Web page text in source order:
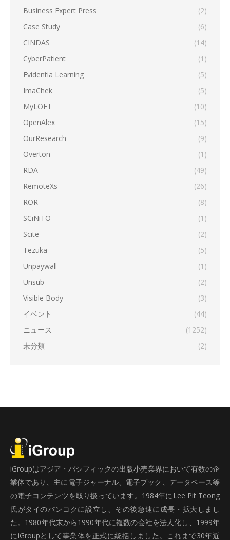
Business Expert Press
(2)
Case Study
(6)
CINDAS
(14)
CyberPatient
(1)
Evidentia Learning
(5)
ImaChek
(5)
MyLOFT
(10)
OpenAlex
(15)
OurResearch
(9)
Overton
(1)
RDA
(49)
RemoteXs
(26)
ROR
(8)
SCiNiTO
(1)
Scite
(2)
Tezuka
(5)
Unpaywall
(1)
Unsub
(2)
Visible Body
(3)
イベント
(44)
ニュース
(1252)
未分類
(2)
iGroupはアジア・パシフィックの出版小売業界において有数の企
業体であり、主に電子ジャーナル、電子ブック、データベース等
の電子コンテンツを取り扱っています。1984年にLee Pit Teong
氏がタイのバンコクに設立し、その後急速に成長・拡大しまし
た。1980年代末から1990年代に複数の会社を法人化し、1999年
にiGroupとして事業体を正式に統括しました。これまで30年近